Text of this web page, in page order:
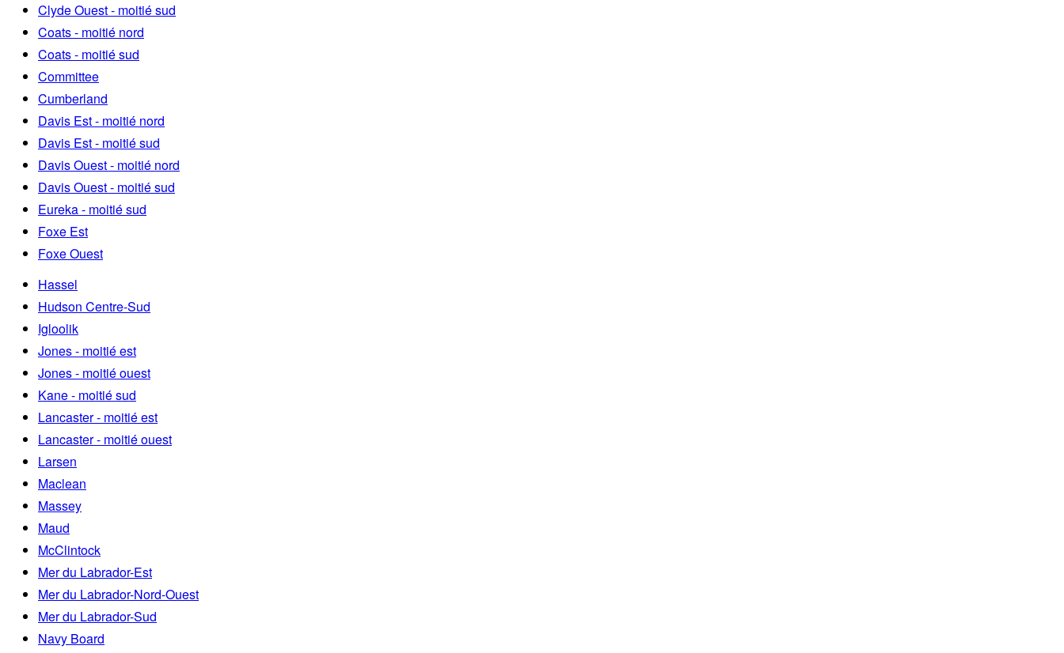
Clyde Ouest - moitié sud
Coats - moitié nord
Coats - moitié sud
Committee
Cumberland
Davis Est - moitié nord
Davis Est - moitié sud
Davis Ouest - moitié nord
Davis Ouest - moitié sud
Eureka - moitié sud
Foxe Est
Foxe Ouest
Hassel
Hudson Centre-Sud
Igloolik
Jones - moitié est
Jones - moitié ouest
Kane - moitié sud
Lancaster - moitié est
Lancaster - moitié ouest
Larsen
Maclean
Massey
Maud
McClintock
Mer du Labrador-Est
Mer du Labrador-Nord-Ouest
Mer du Labrador-Sud
Navy Board